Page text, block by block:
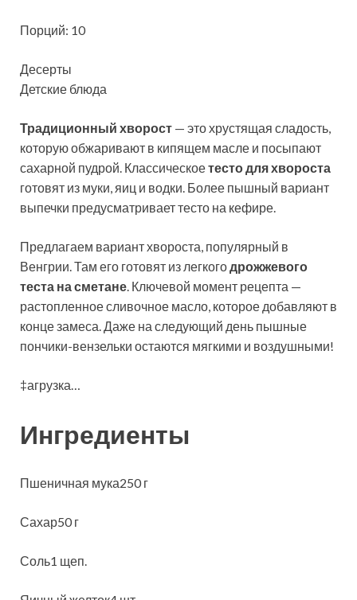
Порций: 10
Десерты
Детские блюда
Традиционный хворост — это хрустящая сладость,
которую обжаривают в кипящем масле и посыпают
сахарной пудрой. Классическоетесто для хвороста
готовят из муки, яиц и водки. Более пышный вариант
выпечки предусматривает тесто на кефире.
Предлагаем вариант хвороста, популярный в
Венгрии. Там его готовят из легкого дрожжевого
теста на сметане . Ключевой момент рецепта —
растопленное сливочное масло, которое добавляют в
конце замеса. Даже на следующий день пышные
пончики-вензельки остаются мягкими и воздушными!
‡агрузка…
Ингредиенты
Пшеничная мука250 г
Сахар50 г
Соль1 щеп.